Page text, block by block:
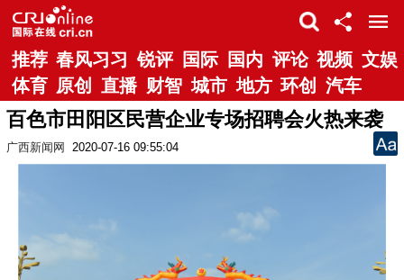
推荐 春风习习 锐评 国际 国内 评论 视频 文娱
体育 原创 直播 财智 城市 地方 环创 汽车
百色市田阳区民营企业专场招聘会火热来袭
广西新闻网 2020-07-16 09:55:04